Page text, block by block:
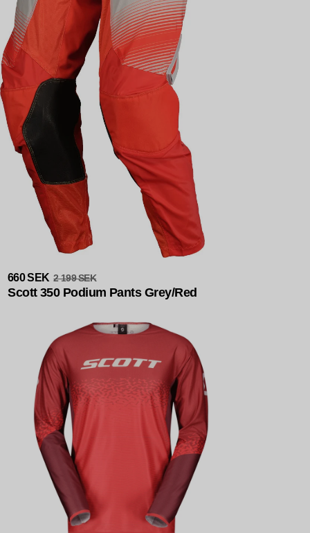
660 SEK 2 199 SEK
Scott 350 Podium Pants Grey/Red